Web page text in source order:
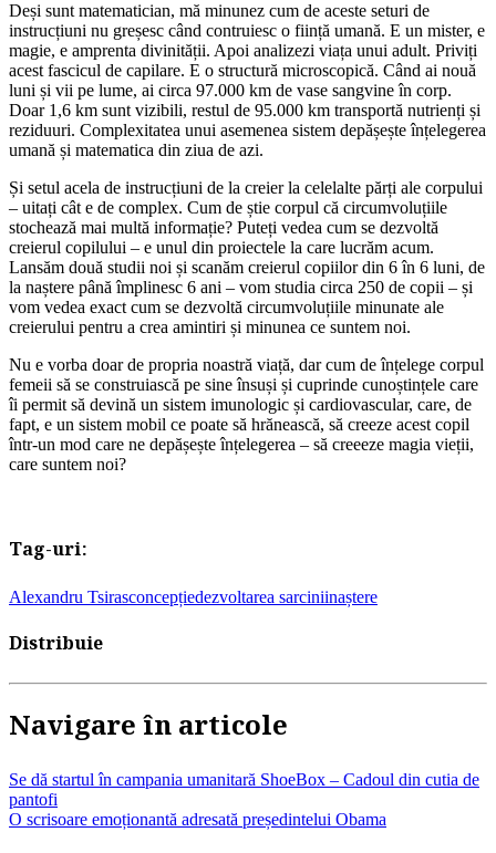
Deși sunt matematician, mă minunez cum de aceste seturi de
instrucțiuni nu greșesc când contruiesc o ființă umană. E un mister, e
magie, e amprenta divinității. Apoi analizezi viața unui adult. Priviți
acest fascicul de capilare. E o structură microscopică. Când ai nouă
luni și vii pe lume, ai circa 97.000 km de vase sangvine în corp.
Doar 1,6 km sunt vizibili, restul de 95.000 km transportă nutrienți și
reziduuri. Complexitatea unui asemenea sistem depășește înțelegerea
umană și matematica din ziua de azi.
Și setul acela de instrucțiuni de la creier la celelalte părți ale corpului
– uitați cât e de complex. Cum de știe corpul că circumvoluțiile
stochează mai multă informație? Puteți vedea cum se dezvoltă
creierul copilului – e unul din proiectele la care lucrăm acum.
Lansăm două studii noi și scanăm creierul copiilor din 6 în 6 luni, de
la naștere până împlinesc 6 ani – vom studia circa 250 de copii – și
vom vedea exact cum se dezvoltă circumvoluțiile minunate ale
creierului pentru a crea amintiri și minunea ce suntem noi.
Nu e vorba doar de propria noastră viață, dar cum de înțelege corpul
femeii să se construiască pe sine însuși și cuprinde cunoștințele care
îi permit să devină un sistem imunologic și cardiovascular, care, de
fapt, e un sistem mobil ce poate să hrănească, să creeze acest copil
într-un mod care ne depășește înțelegerea – să creeeze magia vieții,
care suntem noi?
Tag-uri:
Alexandru Tsirasconcepțiedezvoltarea sarciniinaștere
Distribuie
Navigare în articole
Se dă startul în campania umanitară ShoeBox – Cadoul din cutia de
pantofi
O scrisoare emoționantă adresată președintelui Obama